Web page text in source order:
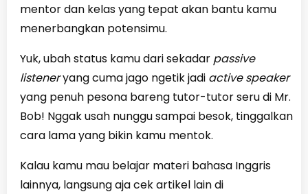
mentor dan kelas yang tepat akan bantu kamu
menerbangkan potensimu.
Yuk, ubah status kamu dari sekadar passive
listeneryang cuma jago ngetik jadi active speaker
yang penuh pesona bareng tutor-tutor seru di Mr.
Bob! Nggak usah nunggu sampai besok, tinggalkan
cara lama yang bikin kamu mentok.
Kalau kamu mau belajar materi bahasa Inggris
lainnya, langsung aja cek artikel lain di